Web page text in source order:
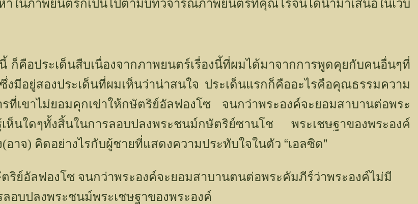
าในภาพยนตร์ก็เป็นไปตามบทวิจารณ์ภาพยนตร์ที่คุณโรจน์ได้นำมาเสนอในเว็บ
ก็คือประเด็นสืบเนื่องจากภาพยนตร์เรื่องนี้ที่ผมได้มาจากการพูดคุยกับคนอื่นๆที่
ซึ่งมีอยู่สองประเด็นที่ผมเห็นว่าน่าสนใจ ประเด็นแรกก็คืออะไรคือคุณธรรมความ
ที่เขาไม่ยอมคุกเข่าให้กษัตริย์อัลฟองโซ
จนกว่าพระองค์จะยอมสาบานต่อพระ
ห็นใดๆทั้งสิ้นในการลอบปลงพระชนม์กษัตริย์ซานโช
พระเชษฐาของพระองค์
อาจ) คิดอย่างไรกับผู้ชายที่แสดงความประทับใจในตัว “เอลซิด”
ริย์อัลฟองโซ จนกว่าพระองค์จะยอมสาบานตนต่อพระคัมภีร์ว่าพระองค์ไม่มี
อบปลงพระชนม์พระเชษฐาของพระองค์